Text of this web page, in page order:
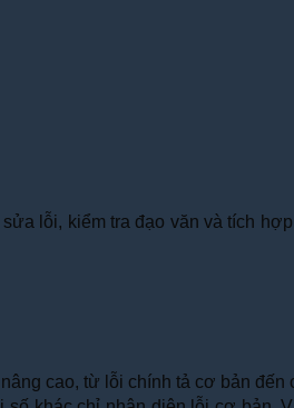
lỗi, kiểm tra đạo văn và tích
cao, từ lỗi chính tả cơ bản đến